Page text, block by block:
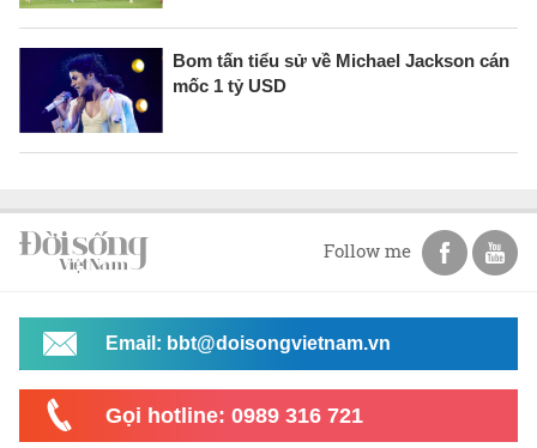
Bom tấn tiểu sử về Michael Jackson cán
mốc 1 tỷ USD
Follow me
Email: bbt@doisongvietnam.vn
Gọi hotline: 0989 316 721